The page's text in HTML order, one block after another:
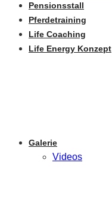
Pensionsstall
Pferdetraining
Life Coaching
Life Energy Konzept
Galerie
Videos